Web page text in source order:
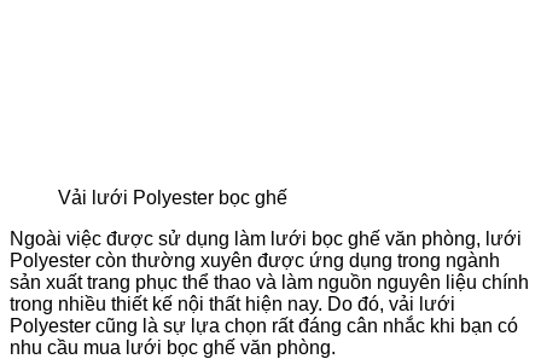
Vải lưới Polyester bọc ghế
Ngoài việc được sử dụng làm lưới bọc ghế văn phòng, lưới
Polyester còn thường xuyên được ứng dụng trong ngành
sản xuất trang phục thể thao và làm nguồn nguyên liệu chính
trong nhiều thiết kế nội thất hiện nay. Do đó, vải lưới
Polyester cũng là sự lựa chọn rất đáng cân nhắc khi bạn có
nhu cầu mua lưới bọc ghế văn phòng.